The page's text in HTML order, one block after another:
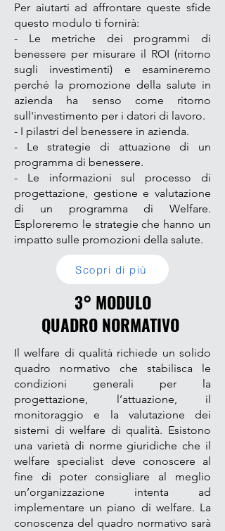
Per aiutarti ad affrontare queste sfide
questo modulo ti fornirà:
- Le metriche dei programmi di
benessere per misurare il ROI (ritorno
sugli investimenti) e esamineremo
perché la promozione della salute in
azienda ha senso come ritorno
sull'investimento per i datori di lavoro.
- I pilastri del benessere in azienda.
- Le strategie di attuazione di un
programma di benessere.
- Le informazioni sul processo di
progettazione, gestione e valutazione
di un programma di Welfare.
Esploreremo le strategie che hanno un
impatto sulle promozioni della salute.
Scopri di più
3° MODULO
QUADRO NORMATIVO
Il welfare di qualità richiede un solido
quadro normativo che stabilisca le
condizioni generali per la
progettazione, l’attuazione, il
monitoraggio e la valutazione dei
sistemi di welfare di qualità. Esistono
una varietà di norme giuridiche che il
welfare specialist deve conoscere al
fine di poter consigliare al meglio
un’organizzazione intenta ad
implementare un piano di welfare. La
conoscenza del quadro normativo sarà